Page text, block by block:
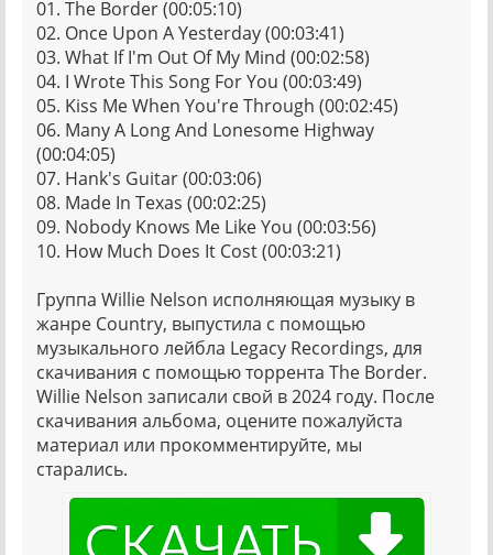
01. The Border (00:05:10)
02. Once Upon A Yesterday (00:03:41)
03. What If I'm Out Of My Mind (00:02:58)
04. I Wrote This Song For You (00:03:49)
05. Kiss Me When You're Through (00:02:45)
06. Many A Long And Lonesome Highway
(00:04:05)
07. Hank's Guitar (00:03:06)
08. Made In Texas (00:02:25)
09. Nobody Knows Me Like You (00:03:56)
10. How Much Does It Cost (00:03:21)
Группа Willie Nelson исполняющая музыку в
жанре Country, выпустила с помощью
музыкального лейбла Legacy Recordings, для
скачивания с помощью торрента The Border.
Willie Nelson записали свой в 2024 году. После
скачивания альбома, оцените пожалуйста
материал или прокомментируйте, мы
старались.